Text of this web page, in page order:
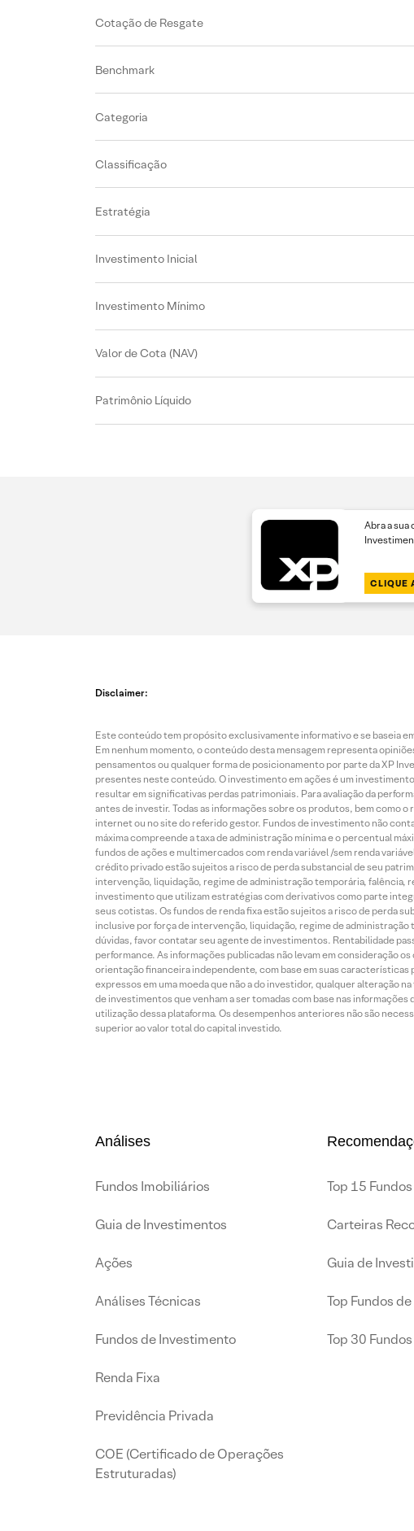
Cotação de Resgate
Benchmark
Categoria
Classificação
Estratégia
Investimento Inicial
Investimento Mínimo
Valor de Cota (NAV)
Patrimônio Líquido
Abra a sua
CLIQUE
Disclaimer:
Este conteúdo tem propósito exclusivamente informativo e se baseia
Em nenhum momento, o conteúdo desta mensagem representa
pensamentos ou qualquer forma de posicionamento por parte da XP
presentes neste conteúdo. O investimento em ações é um
resultar em significativas perdas patrimoniais. Para avaliação da
antes de investir. Todas as informações sobre os produtos, bem como
internet ou no site do referido gestor. Fundos de investimento não
máxima compreende a taxa de administração mínima e o percentual
fundos de ações e multimercados com renda variável /sem renda
crédito privado estão sujeitos a risco de perda substancial de seu
intervenção, liquidação, regime de administração temporária, falência,
investimento que utilizam estratégias com derivativos como parte
seus cotistas. Os fundos de renda fixa estão sujeitos a risco de perda
inclusive por força de intervenção, liquidação, regime de
dúvidas, favor contatar seu agente de investimentos. Rentabilidade
performance. As informações publicadas não levam em consideração
orientação financeira independente, com base em suas
expressos em uma moeda que não a do investidor, qualquer alteração
de investimentos que venham a ser tomadas com base nas
utilização dessa plataforma. Os desempenhos anteriores não são
superior ao valor total do capital investido.
Análises
Fundos Imobiliários
Guia de Investimentos
Ações
Análises Técnicas
Fundos de Investimento
Renda Fixa
Previdência Privada
COE (Certificado de Operações
Estruturadas)
Top 15
Carteiras
Guia de
Top Fundos
Top 30